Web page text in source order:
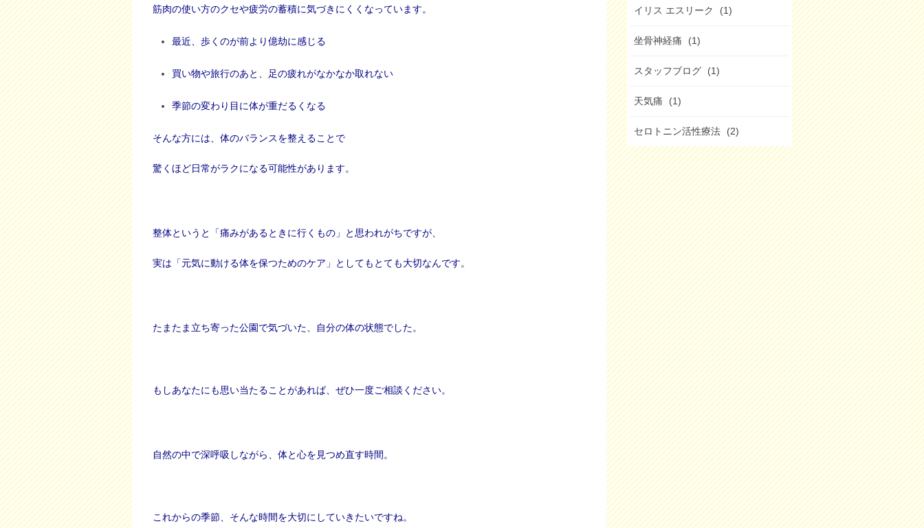
筋肉の使い方のクセや疲労の蓄積に気づきにくくなっています。
最近、歩くのが前より億劫に感じる
買い物や旅行のあと、足の疲れがなかなか取れない
季節の変わり目に体が重だるくなる
そんな方には、体のバランスを整えることで
驚くほど日常がラクになる可能性があります。
整体というと「痛みがあるときに行くもの」と思われがちですが、
実は「元気に動ける体を保つためのケア」としてもとても大切なんです。
たまたま立ち寄った公園で気づいた、自分の体の状態でした。
もしあなたにも思い当たることがあれば、ぜひ一度ご相談ください。
自然の中で深呼吸しながら、体と心を見つめ直す時間。
これからの季節、そんな時間を大切にしていきたいですね。
イリス エスリーク (1)
坐骨神経痛 (1)
スタッフブログ (1)
天気痛 (1)
セロトニン活性療法 (2)